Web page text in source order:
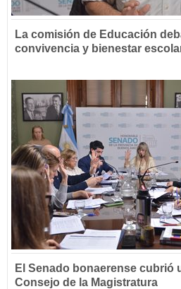
La comisión de Educación
convivencia y bienestar
El Senado bonaerense cubrió
Consejo de la Magistratura